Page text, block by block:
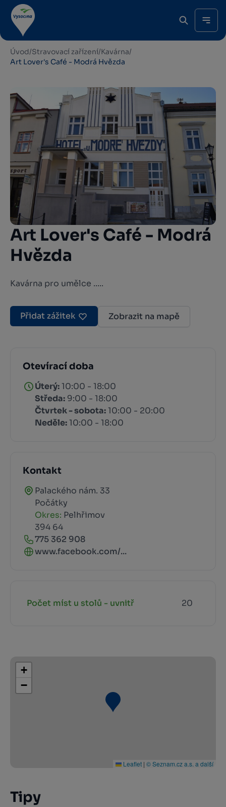
Úvod/Stravovací zařízení/Kavárna/
Art Lover's Café - Modrá Hvězda
Art Lover's Café - Modrá
Hvězda
Kavárna pro umělce .....
Přidat zážitek Zobrazit na mapě
Otevírací doba
Úterý: 10:00 - 18:00
Středa: 9:00 - 18:00
Čtvrtek - sobota: 10:00 - 20:00
Neděle: 10:00 - 18:00
Kontakt
Palackého nám. 33
Počátky
Okres: Pelhřimov
394 64
775 362 908
www.facebook.com/...
Počet míst u stolů - uvnitř 20
+
−
Leaflet | © Seznam.cz a.s. a další
Tipy